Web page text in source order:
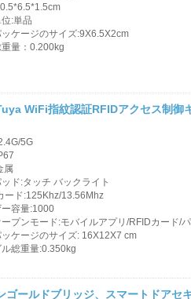
:単品
ケージのサイズ:9X6.5X2cm
量：0.200kg
WiFi指紋認証RFIDアクセス制御
5G
属
ド:タッチ バックライト
ード:125Khz/13.56Mhz
容量:1000
ープンモード:モバイルアプリ/RFIDカード/
ケージのサイズ: 16X12X7 cm
ル総重量:0.350kg
ゴールドブリッジ、スマートドアセ